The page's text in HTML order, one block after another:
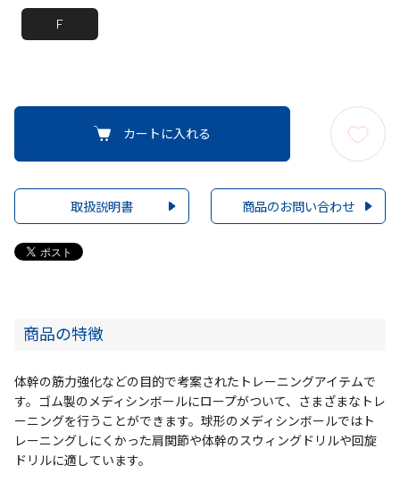
F
カートに入れる
取扱説明書 商品のお問い合わせ
商品の特徴
体幹の筋力強化などの目的で考案されたトレーニングアイテムで
す。ゴム製のメディシンボールにロープがついて、さまざまなトレ
ーニングを行うことができます。球形のメディシンボールではト
レーニングしにくかった肩関節や体幹のスウィングドリルや回旋
ドリルに適しています。